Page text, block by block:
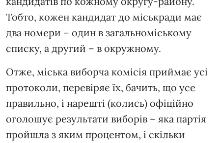
Тобто, кожен кандидат до міськради має
два номери – один в загальноміському
списку, а другий – в окружному.
Отже, міська виборча комісія приймає усі
протоколи, перевіряє їх, бачить, що усе
правильно, і нарешті (колись) офіційно
оголошує результати виборів – яка партія
пройшла з яким процентом, і скільки